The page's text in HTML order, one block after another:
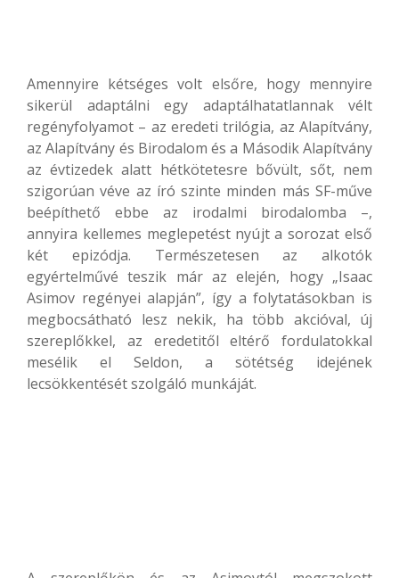
Amennyire kétséges volt elsőre, hogy mennyire
sikerül adaptálni egy adaptálhatatlannak vélt
regényfolyamot – az eredeti trilógia, az Alapítvány,
az Alapítvány és Birodalom és a Második Alapítvány
az évtizedek alatt hétkötetesre bővült, sőt, nem
szigorúan véve az író szinte minden más SF-műve
beépíthető ebbe az irodalmi birodalomba –,
annyira kellemes meglepetést nyújt a sorozat első
két epizódja. Természetesen az alkotók
egyértelművé teszik már az elején, hogy „Isaac
Asimov regényei alapján”, így a folytatásokban is
megbocsátható lesz nekik, ha több akcióval, új
szereplőkkel, az eredetitől eltérő fordulatokkal
mesélik el Seldon, a sötétség idejének
lecsökkentését szolgáló munkáját.